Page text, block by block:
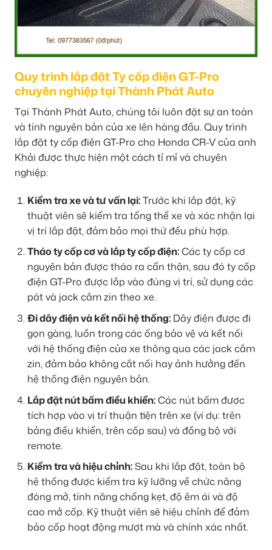
Quy trình lắp đặt Ty cốp điện GT-Pro
chuyên nghiệp tại Thành Phát Auto
Tại Thành Phát Auto, chúng tôi luôn đặt sự an toàn
và tính nguyên bản của xe lên hàng đầu. Quy trình
lắp đặt ty cốp điện GT-Pro cho Honda CR-V của anh
Khải được thực hiện một cách tỉ mỉ và chuyên
nghiệp:
Kiểm tra xe và tư vấn lại:Trước khi lắp đặt, kỹ
thuật viên sẽ kiểm tra tổng thể xe và xác nhận lại
vị trí lắp đặt, đảm bảo mọi thứ đều phù hợp.
Tháo ty cốp cơ và lắp ty cốp điện:Các ty cốp cơ
nguyên bản được tháo ra cẩn thận, sau đó ty cốp
điện GT-Pro được lắp vào đúng vị trí, sử dụng các
pát và jack cắm zin theo xe.
Đi dây điện và kết nối hệ thống:Dây điện được đi
gọn gàng, luồn trong các ống bảo vệ và kết nối
với hệ thống điện của xe thông qua các jack cắm
zin, đảm bảo không cắt nối hay ảnh hưởng đến
hệ thống điện nguyên bản.
Lắp đặt nút bấm điều khiển:Các nút bấm được
tích hợp vào vị trí thuận tiện trên xe (ví dụ: trên
bảng điều khiển, trên cốp sau) và đồng bộ với
remote.
Kiểm tra và hiệu chỉnh:Sau khi lắp đặt, toàn bộ
hệ thống được kiểm tra kỹ lưỡng về chức năng
đóng mở, tính năng chống kẹt, độ êm ái và độ
cao mở cốp. Kỹ thuật viên sẽ hiệu chỉnh để đảm
bảo cốp hoạt động mượt mà và chính xác nhất.